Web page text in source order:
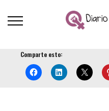
Comparte esto: